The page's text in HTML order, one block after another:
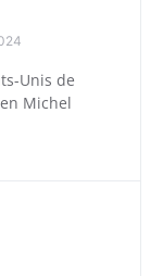
Unis de
Michel